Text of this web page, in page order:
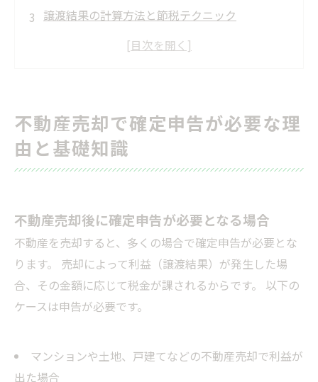
譲渡結果の計算方法と節税テクニック
確定申告の具体的なやり方：初心者でも迷わな
する際の注意点
不動産売却の確定申告まとめと今後の注意点
不動産売却で確定申告が必要な理
由と基礎知識
不動産売却後に確定申告が必要となる場合
不動産を売却すると、多くの場合で確定申告が必要とな
ります。 売却によって利益（譲渡結果）が発生した場
合、その金額に応じて税金が課されるからです。 以下の
ケースは申告が必要です。
マンションや土地、戸建てなどの不動産売却で利益が
出た場合